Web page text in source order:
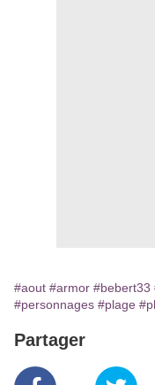
#aout #armor #bebert33
#personnages #plage
Partager